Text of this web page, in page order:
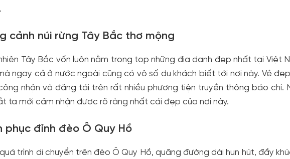
cảnh núi rừng Tây Bắc thơ mộng
Tây Bắc vốn luôn nằm trong top những địa danh đẹp nhất tại Việt
ngay cả ở nước ngoài cũng có vô số du khách biết tới nơi này. Vẻ
nhận và đăng tải trên rất nhiều phương tiện truyền thông báo chí.
ta mới cảm nhận được rõ ràng nhất cái đẹp của nơi này.
phục đỉnh đèo Ô Quy Hồ
trình di chuyển trên đèo Ô Quy Hồ, quãng đường dài hun hút, đầy